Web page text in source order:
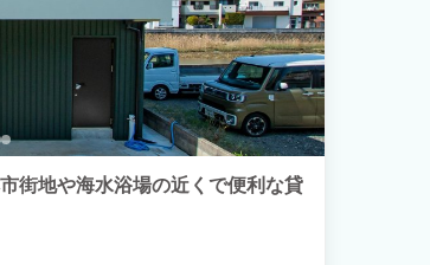
街地や海水浴場の近くで便利な貸